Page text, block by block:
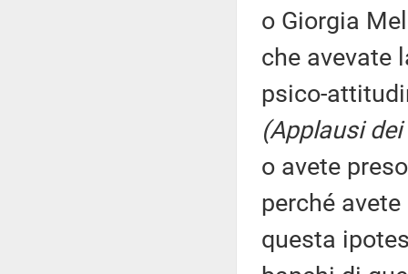
o Giorgia
che avevate
psico-
(Applausi
o avete
perché
questa